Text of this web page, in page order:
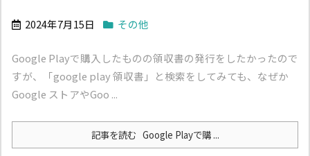
2024年7月15日 その他
Google Playで購入したものの領収書の発行をしたかったので
すが、「google play 領収書」と検索をしてみても、なぜか
Google ストアやGoo ...
記事を読む Google Playで購 ...